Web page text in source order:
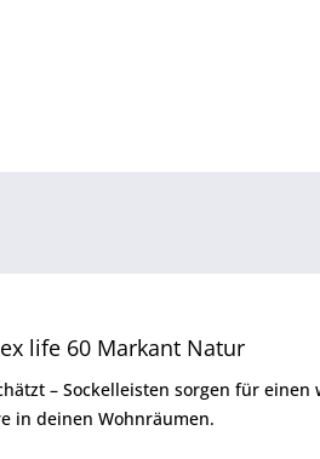
life 60 Markant Natur
– Sockelleisten sorgen für
in deinen Wohnräumen.